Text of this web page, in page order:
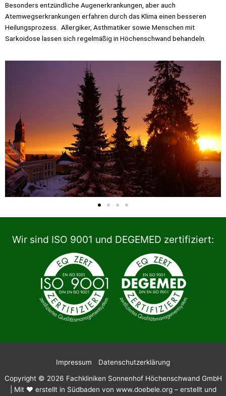
Besonders entzündliche Augenerkrankungen, aber auch
Atemwegserkrankungen erfahren durch das Klima einen besseren
Heilungsprozess. Allergiker, Asthmatiker sowie Menschen mit
Sarkoidose lassen sich regelmäßig in Höchenschwand behandeln.
Wir sind ISO 9001 und DEGEMED zertifiziert:
Impressum
Datenschutzerklärung
Copyright © 2026 Fachkliniken Sonnenhof Höchenschwand GmbH
| Mit ❤️ erstellt in Südbaden von www.doebele.org – erstellt und